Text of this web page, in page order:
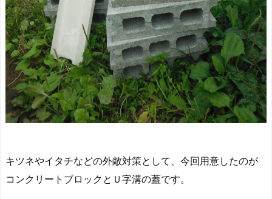
キツネやイタチなどの外敵対策として、今回用意したのが
コンクリートブロックとＵ字溝の蓋です。